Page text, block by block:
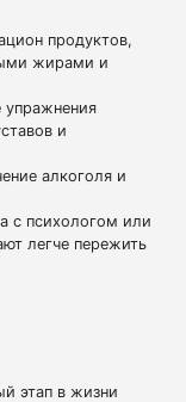
продуктов,
жирами и
упражнения
и
алкоголя и
с психологом или
легче пережить
этап в жизни